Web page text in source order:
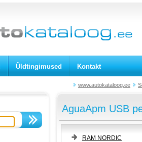
Üldtingimused Kontakt
www.autokataloog.ee
AguaApm USB
RAM NORDIC